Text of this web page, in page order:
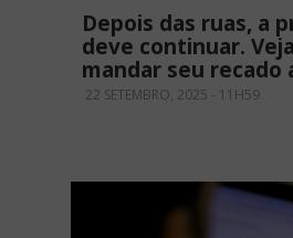
Depois das ruas, a
deve continuar.
mandar seu recado
22 SETEMBRO, 2025 - 11H59